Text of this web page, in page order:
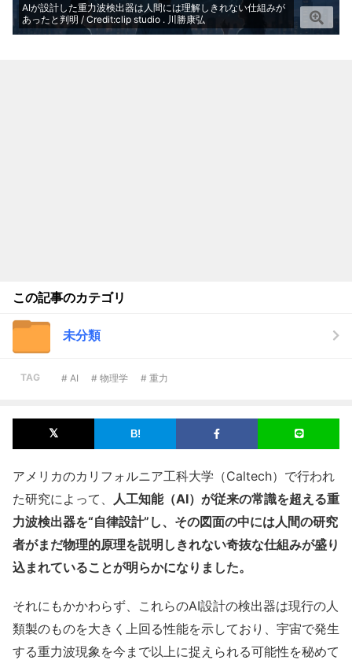
AIが設計した重力波検出器は人間には理解しきれない仕組みが
あったと判明 / Credit:clip studio . 川勝康弘
この記事のカテゴリ
未分類
TAG # AI # 物理学 # 重力
アメリカのカリフォルニア工科大学（Caltech）で行われ
た研究によって、
人工知能（AI）が従来の常識を超える重
力波検出器を“自律設計”し、その図面の中には人間の研究
者がまだ物理的原理を説明しきれない奇抜な仕組みが盛り
込まれていることが明らかになりました。
それにもかかわらず、これらのAI設計の検出器は現行の人
類製のものを大きく上回る性能を示しており、宇宙で発生
する重力波現象を今まで以上に捉えられる可能性を秘めて